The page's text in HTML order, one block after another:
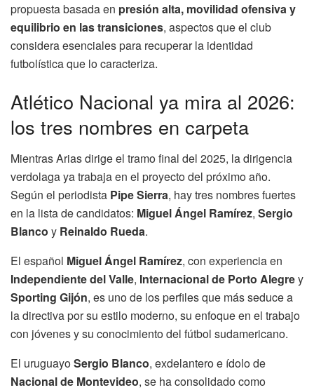
propuesta basada en presión alta, movilidad ofensiva y
equilibrio en las transiciones, aspectos que el club
considera esenciales para recuperar la identidad
futbolística que lo caracteriza.
Atlético Nacional ya mira al 2026:
los tres nombres en carpeta
Mientras Arias dirige el tramo final del 2025, la dirigencia
verdolaga ya trabaja en el proyecto del próximo año.
Según el periodista Pipe Sierra, hay tres nombres fuertes
en la lista de candidatos: Miguel Ángel Ramírez, Sergio
Blanco y Reinaldo Rueda.
El español Miguel Ángel Ramírez, con experiencia en
Independiente del Valle, Internacional de Porto Alegrey
Sporting Gijón, es uno de los perfiles que más seduce a
la directiva por su estilo moderno, su enfoque en el trabajo
con jóvenes y su conocimiento del fútbol sudamericano.
El uruguayoSergio Blanco, exdelantero e ídolo de
Nacional de Montevideo, se ha consolidado como